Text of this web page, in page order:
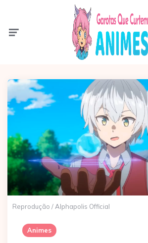
Reprodução / Alphapolis Official
Animes